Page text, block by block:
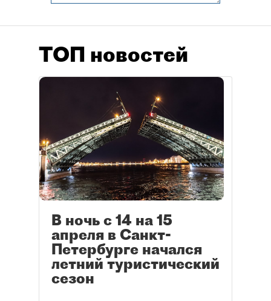
ТОП новостей
В ночь с 14 на 15
апреля в Санкт-
Петербурге начался
летний туристический
сезон